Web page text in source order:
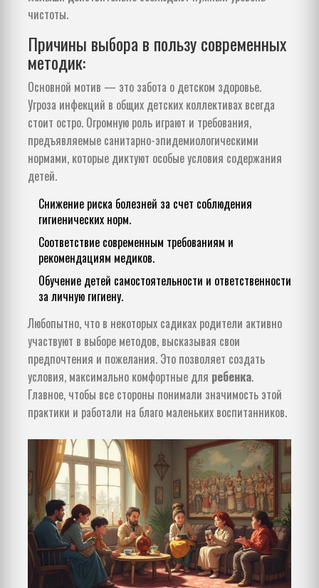
чистоты.
Причины выбора в пользу современных
методик:
Основной мотив — это забота о детском здоровье.
Угроза инфекций в общих детских коллективах всегда
стоит остро. Огромную роль играют и требования,
предъявляемые санитарно-эпидемиологическими
нормами, которые диктуют особые условия содержания
детей.
Снижение риска болезней за счет соблюдения
гигиенических норм.
Соответствие современным требованиям и
рекомендациям медиков.
Обучение детей самостоятельности и ответственности
за личную гигиену.
Любопытно, что в некоторых садиках родители активно
участвуют в выборе методов, высказывая свои
предпочтения и пожелания. Это позволяет создать
условия, максимально комфортные для ребенка.
Главное, чтобы все стороны понимали значимость этой
практики и работали на благо маленьких воспитанников.